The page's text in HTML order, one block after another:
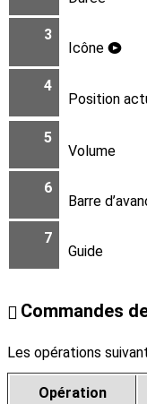
3
Icône a
4
Position
5
Volume
6
Barre
7
Guide
Commandes
Les opérations
Opération